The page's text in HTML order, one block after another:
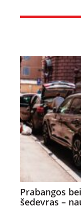
Prabangos
šedevras –